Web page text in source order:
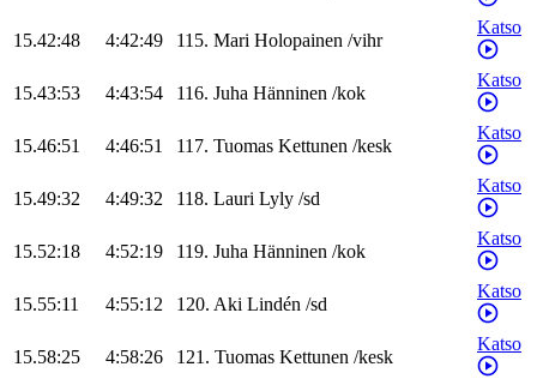
15.42:48 4:42:49 115. Mari Holopainen /vihr
Katso
15.43:53 4:43:54 116. Juha Hänninen /kok
Katso
15.46:51 4:46:51 117. Tuomas Kettunen /kesk
Katso
15.49:32 4:49:32 118. Lauri Lyly /sd
Katso
15.52:18 4:52:19 119. Juha Hänninen /kok
Katso
15.55:11 4:55:12 120. Aki Lindén /sd
Katso
15.58:25 4:58:26 121. Tuomas Kettunen /kesk
Katso